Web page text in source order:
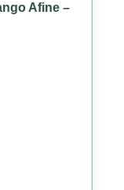
Afine –